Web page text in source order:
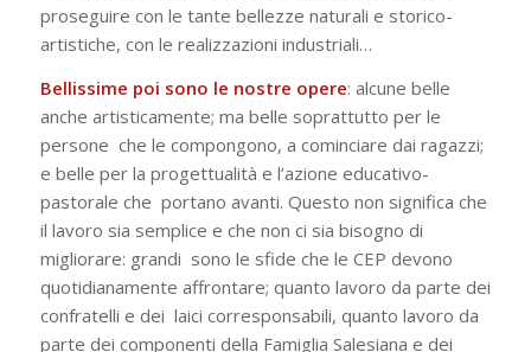
proseguire con le tante bellezze naturali e storico-
artistiche, con le realizzazioni industriali…
Bellissime poi sono le nostre opere: alcune belle
anche artisticamente; ma belle soprattutto per le
persone che le compongono, a cominciare dai ragazzi;
e belle per la progettualità e l’azione educativo-
pastorale che portano avanti. Questo non significa che
il lavoro sia semplice e che non ci sia bisogno di
migliorare: grandi sono le sfide che le CEP devono
quotidianamente affrontare; quanto lavoro da parte dei
confratelli e dei laici corresponsabili, quanto lavoro da
parte dei componenti della Famiglia Salesiana e dei